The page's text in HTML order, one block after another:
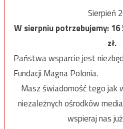
Sierpień
W sierpniu potrzebujemy:16
zł.
Państwa wsparcie jest
Fundacji Magna Polonia.
Masz świadomość tego jak
niezależnych ośrodków
wspieraj nas